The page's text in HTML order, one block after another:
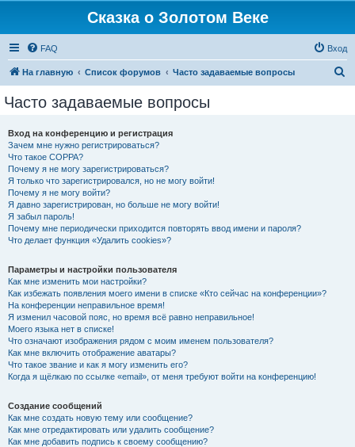
Сказка о Золотом Веке
FAQ Вход
На главную Список форумов Часто задаваемые вопросы
Часто задаваемые вопросы
Вход на конференцию и регистрация
Зачем мне нужно регистрироваться?
Что такое COPPA?
Почему я не могу зарегистрироваться?
Я только что зарегистрировался, но не могу войти!
Почему я не могу войти?
Я давно зарегистрирован, но больше не могу войти!
Я забыл пароль!
Почему мне периодически приходится повторять ввод имени и пароля?
Что делает функция «Удалить cookies»?
Параметры и настройки пользователя
Как мне изменить мои настройки?
Как избежать появления моего имени в списке «Кто сейчас на конференции»?
На конференции неправильное время!
Я изменил часовой пояс, но время всё равно неправильное!
Моего языка нет в списке!
Что означают изображения рядом с моим именем пользователя?
Как мне включить отображение аватары?
Что такое звание и как я могу изменить его?
Когда я щёлкаю по ссылке «email», от меня требуют войти на конференцию!
Создание сообщений
Как мне создать новую тему или сообщение?
Как мне отредактировать или удалить сообщение?
Как мне добавить подпись к своему сообщению?